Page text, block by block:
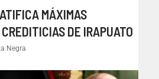
MÁXIMAS
DE IRAPUATO
Negra